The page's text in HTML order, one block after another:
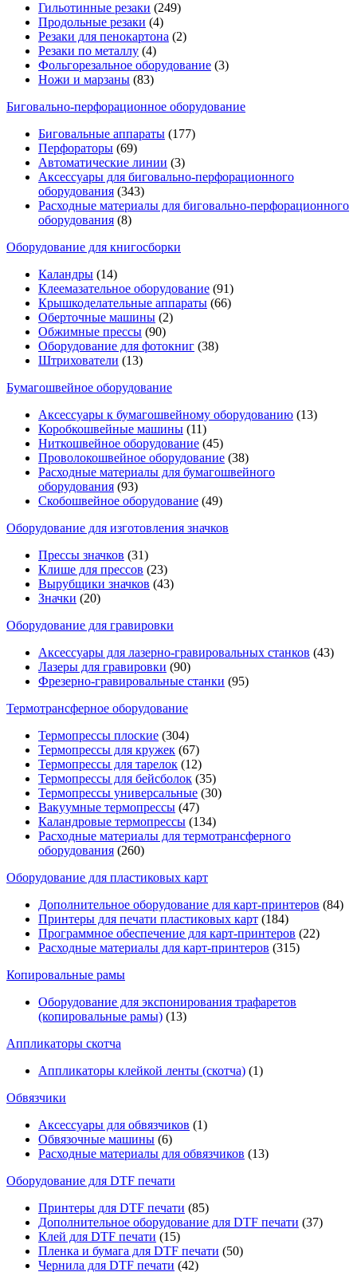
Гильотинные резаки (249)
Продольные резаки (4)
Резаки для пенокартона (2)
Резаки по металлу (4)
Фольгорезальное оборудование (3)
Ножи и марзаны (83)
Биговально-перфорационное оборудование
Биговальные аппараты (177)
Перфораторы (69)
Автоматические линии (3)
Аксессуары для биговально-перфорационного
оборудования (343)
Расходные материалы для биговально-перфорационного
оборудования (8)
Оборудование для книгосборки
Каландры (14)
Клеемазательное оборудование (91)
Крышкоделательные аппараты (66)
Оберточные машины (2)
Обжимные прессы (90)
Оборудование для фотокниг (38)
Штрихователи (13)
Бумагошвейное оборудование
Аксессуары к бумагошвейному оборудованию (13)
Коробкошвейные машины (11)
Ниткошвейное оборудование (45)
Проволокошвейное оборудование (38)
Расходные материалы для бумагошвейного
оборудования (93)
Скобошвейное оборудование (49)
Оборудование для изготовления значков
Прессы значков (31)
Клише для прессов (23)
Вырубщики значков (43)
Значки (20)
Оборудование для гравировки
Аксессуары для лазерно-гравировальных станков (43)
Лазеры для гравировки (90)
Фрезерно-гравировальные станки (95)
Термотрансферное оборудование
Термопрессы плоские (304)
Термопрессы для кружек (67)
Термопрессы для тарелок (12)
Термопрессы для бейсболок (35)
Термопрессы универсальные (30)
Вакуумные термопрессы (47)
Каландровые термопрессы (134)
Расходные материалы для термотрансферного
оборудования (260)
Оборудование для пластиковых карт
Дополнительное оборудование для карт-принтеров (84)
Принтеры для печати пластиковых карт (184)
Программное обеспечение для карт-принтеров (22)
Расходные материалы для карт-принтеров (315)
Копировальные рамы
Оборудование для экспонирования трафаретов
(копировальные рамы) (13)
Аппликаторы скотча
Аппликаторы клейкой ленты (скотча) (1)
Обвязчики
Аксессуары для обвязчиков (1)
Обвязочные машины (6)
Расходные материалы для обвязчиков (13)
Оборудование для DTF печати
Принтеры для DTF печати (85)
Дополнительное оборудование для DTF печати (37)
Клей для DTF печати (15)
Пленка и бумага для DTF печати (50)
Чернила для DTF печати (42)